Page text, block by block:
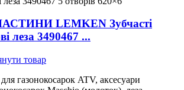
LEMKEN Зубчасті
леза 3490467 ...
товар